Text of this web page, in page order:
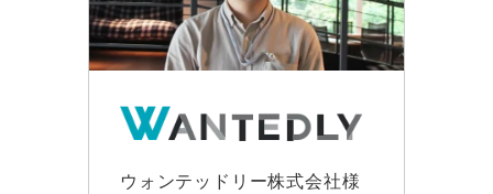
ウォンテッドリー株式会社様